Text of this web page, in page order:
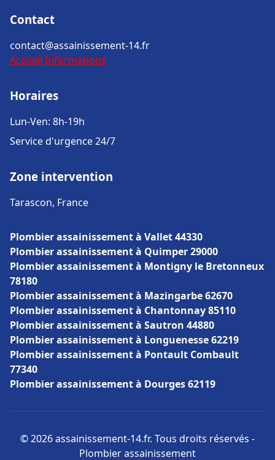
Contact
contact@assainissement-14.fr
Accueil Informations
Horaires
Lun-Ven: 8h-19h
Service d'urgence 24/7
Zone intervention
Tarascon, France
Plombier assainissement à Vallet 44330
Plombier assainissement à Quimper 29000
Plombier assainissement à Montigny le Bretonneux
78180
Plombier assainissement à Mazingarbe 62670
Plombier assainissement à Chantonnay 85110
Plombier assainissement à Sautron 44880
Plombier assainissement à Longuenesse 62219
Plombier assainissement à Pontault Combault
77340
Plombier assainissement à Dourges 62119
© 2026 assainissement-14.fr. Tous droits réservés -
Plombier assainissement